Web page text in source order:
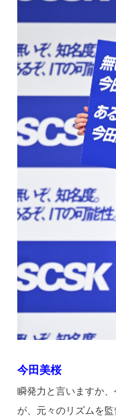
今田美桜
瞬発力と言いますか
が、元々のリズムを